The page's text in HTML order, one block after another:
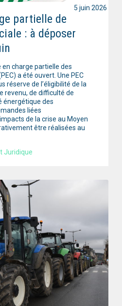
partielle de
: à déposer
charge partielle des
a été ouvert. Une PEC
réserve de l’éligibilité de la
revenu, de difficulté de
énergétique des
liées
de la crise au Moyen
être réalisées au
Juridique
5 juin 2026